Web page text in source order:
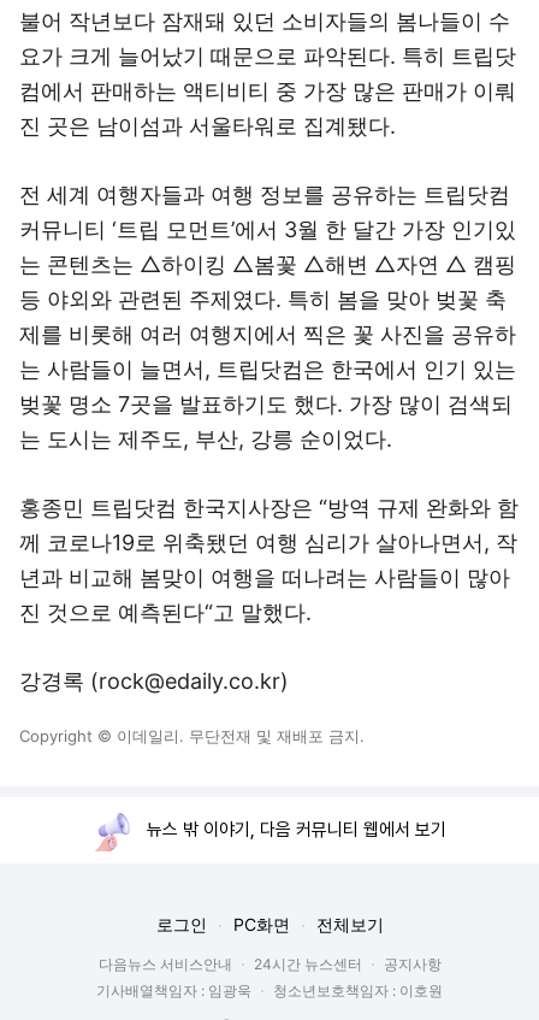
불어 작년보다 잠재돼 있던 소비자들의 봄나들이 수
요가 크게 늘어났기 때문으로 파악된다. 특히 트립닷
컴에서 판매하는 액티비티 중 가장 많은 판매가 이뤄
진 곳은 남이섬과 서울타워로 집계됐다.
전 세계 여행자들과 여행 정보를 공유하는 트립닷컴
커뮤니티 ‘트립 모먼트’에서 3월 한 달간 가장 인기있
는 콘텐츠는 △하이킹 △봄꽃 △해변 △자연 △ 캠핑
등 야외와 관련된 주제였다. 특히 봄을 맞아 벚꽃 축
제를 비롯해 여러 여행지에서 찍은 꽃 사진을 공유하
는 사람들이 늘면서, 트립닷컴은 한국에서 인기 있는
벚꽃 명소 7곳을 발표하기도 했다. 가장 많이 검색되
는 도시는 제주도, 부산, 강릉 순이었다.
홍종민 트립닷컴 한국지사장은 “방역 규제 완화와 함
께 코로나19로 위축됐던 여행 심리가 살아나면서, 작
년과 비교해 봄맞이 여행을 떠나려는 사람들이 많아
진 것으로 예측된다“고 말했다.
강경록 (rock@edaily.co.kr)
Copyright © 이데일리. 무단전재 및 재배포 금지.
뉴스 밖 이야기, 다음 커뮤니티 웹에서 보기
로그인 PC화면 전체보기
다음뉴스 서비스안내 24시간 뉴스센터
공지사항
기사배열책임자 : 임광욱
청소년보호책임자 : 이호원